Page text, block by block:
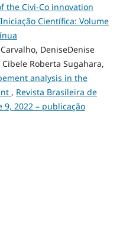
the Civi-Co innovation
Científica: Volume
DeniseDenise
Roberta Sugahara,
analysis in the
, Revista Brasileira de
9, 2022 – publicação